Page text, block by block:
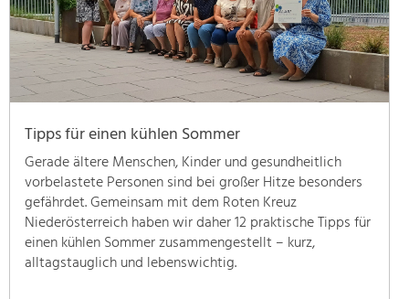
geben
wir
hier
eine
Übersicht
unsere
Themenschwerpunkte.
Für
mehr
Informationen
einfach
das
Tipps für einen kühlen Sommer
Gerade ältere Menschen, Kinder und gesundheitlich
vorbelastete Personen sind bei großer Hitze besonders
gefährdet. Gemeinsam mit dem Roten Kreuz
Niederösterreich haben wir daher 12 praktische Tipps für
einen kühlen Sommer zusammengestellt – kurz,
alltagstauglich und lebenswichtig.